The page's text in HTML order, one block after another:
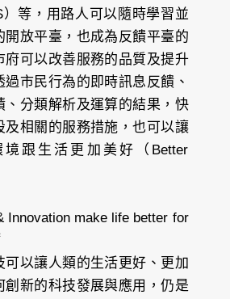
）等，用路人可以隨時學習並
開放平臺，也成為反饋平臺的
府可以改善服務的品質及提升
過市民行為的即時訊息反饋、
、分類解析及運算的結果，快
及相關的服務措施，也可以讓
跟生活更加美好（Better
Innovation make life better for
可以讓人類的生活更好、更加
創新的科技發展與應用，仍是